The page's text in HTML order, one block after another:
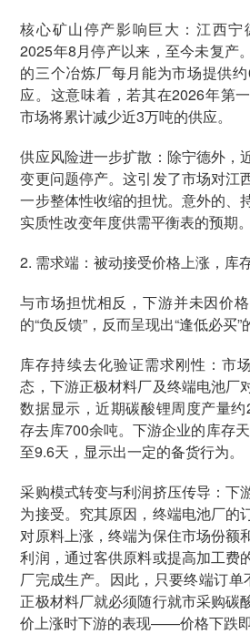
核心矿山停产影响巨大：江西宁
2025年8月停产以来，至今未复产
的三个冶炼厂每月能为市场提供
应。这意味着，若其在2026年第
市场将累计减少近3万吨的供应。
供应风险进一步扩散：除宁德外，
变更问题停产。这引发了市场对江
一步整体性收缩的担忧。意外的、
实质性改变年度供需平衡表的预期。
2. 需求端：被动接受价格上涨，库
与市场担忧相反，下游并未因价
的“负反馈”，反而呈现出“逢低必买”
库存持续去化验证需求刚性：市
态，下游正极材料厂及终端电池厂
数据显示，近期碳酸锂周度产量
存去库700余吨。下游企业的库存
至9.6天，显示出一定的备货行为。
采购模式转变与利润挤压传导：下
为接受。究其原因，终端电池厂的
对原料上涨，终端为保住市场份额
利润，通过客供原料或提高加工费
厂完成生产。因此，只要终端订单
正极材料厂就必须随行就市采购碳
价上涨时下游的表现——价格下跌即